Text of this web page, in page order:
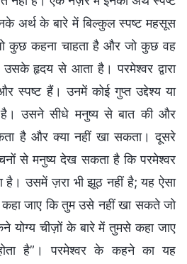
अर्थ के बारे में बिल्कुल स्पष्ट महसूस
कुछ कहना चाहता है और जो कुछ वह
उसके हृदय से आता है। परमेश्वर द्वारा
स्पष्ट हैं। उनमें कोई गुप्त उद्देश्य या
है। उसने सीधे मनुष्य से बात की और
है और क्या नहीं खा सकता। दूसरे
से मनुष्य देख सकता है कि परमेश्वर
है। उसमें ज़रा भी झूठ नहीं है; यह ऐसा
कहा जाए कि तुम उसे नहीं खा सकते जो
योग्य चीज़ों के बारे में तुमसे कहा जाए
है”। परमेश्वर के कहने का यह